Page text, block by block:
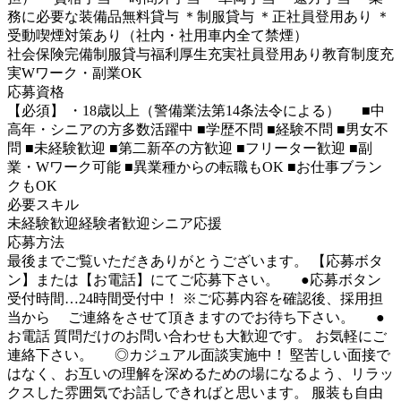
務に必要な装備品無料貸与 ＊制服貸与 ＊正社員登用あり ＊
受動喫煙対策あり（社内・社用車内全て禁煙）
社会保険完備制服貸与福利厚生充実社員登用あり 教育制度充
実Wワーク・副業OK
応募資格
【必須】 ・18歳以上（警備業法第14条法令による） ■中
高年・シニアの方多数活躍中 ■学歴不問 ■経験不問 ■男女不
問 ■未経験歓迎 ■第二新卒の方歓迎 ■フリーター歓迎 ■副
業・Wワーク可能 ■異業種からの転職もOK ■お仕事ブラン
クもOK
必要スキル
未経験歓迎経験者歓迎 シニア応援
応募方法
最後までご覧いただきありがとうございます。 【応募ボタ
ン】または【お電話】にてご応募下さい。 ●応募ボタン
受付時間…24時間受付中！ ※ご応募内容を確認後、採用担
当から ご連絡をさせて頂きますのでお待ち下さい。 ●
お電話 質問だけのお問い合わせも大歓迎です。 お気軽にご
連絡下さい。 ◎カジュアル面談実施中！ 堅苦しい面接で
はなく、お互いの理解を深めるための場になるよう、リラッ
クスした雰囲気でお話しできればと思います。 服装も自由